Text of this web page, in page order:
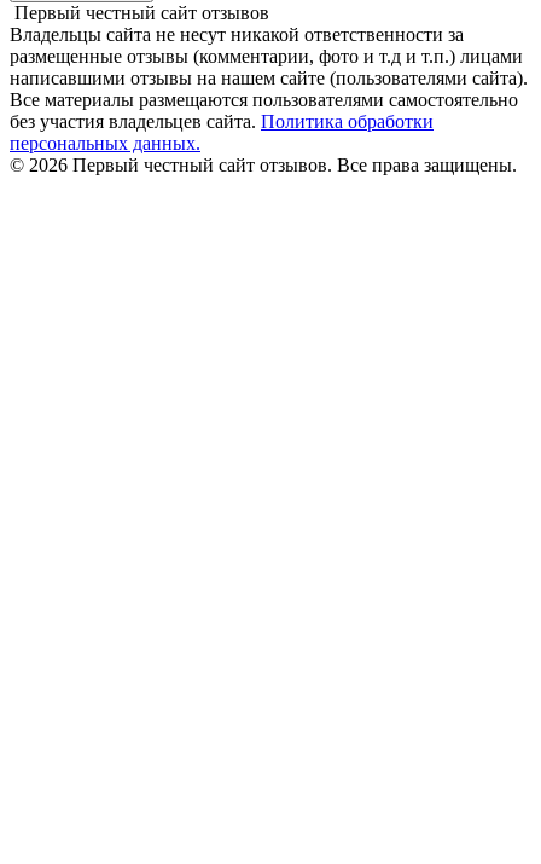
Первый честный сайт отзывов
Владельцы сайта не несут никакой ответственности за
размещенные отзывы (комментарии, фото и т.д и т.п.) лицами
написавшими отзывы на нашем сайте (пользователями сайта).
Все материалы размещаются пользователями самостоятельно
без участия владельцев сайта. Политика обработки
персональных данных.
© 2026 Первый честный сайт отзывов. Все права защищены.